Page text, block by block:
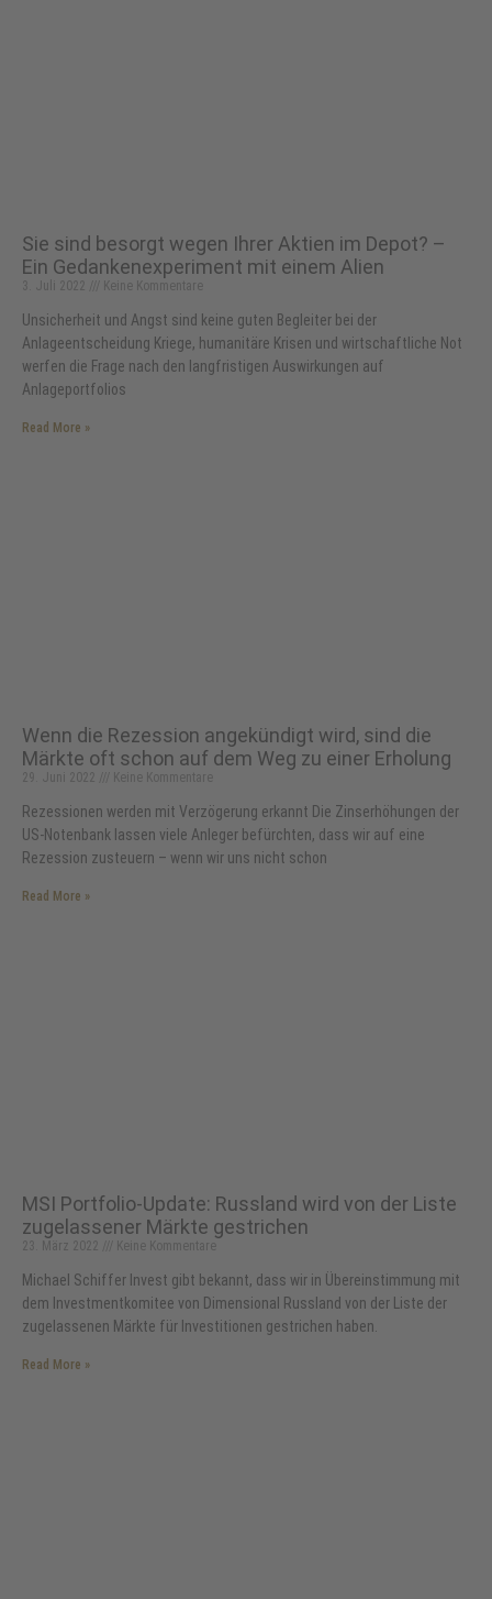
Sie sind besorgt wegen Ihrer Aktien im Depot? –
Ein Gedankenexperiment mit einem Alien
3. Juli 2022 Keine Kommentare
Unsicherheit und Angst sind keine guten Begleiter bei der
Anlageentscheidung Kriege, humanitäre Krisen und wirtschaftliche Not
werfen die Frage nach den langfristigen Auswirkungen auf
Anlageportfolios
Read More »
Wenn die Rezession angekündigt wird, sind die
Märkte oft schon auf dem Weg zu einer Erholung
29. Juni 2022 Keine Kommentare
Rezessionen werden mit Verzögerung erkannt Die Zinserhöhungen der
US-Notenbank lassen viele Anleger befürchten, dass wir auf eine
Rezession zusteuern – wenn wir uns nicht schon
Read More »
MSI Portfolio-Update: Russland wird von der Liste
zugelassener Märkte gestrichen
23. März 2022 Keine Kommentare
Michael Schiffer Invest gibt bekannt, dass wir in Übereinstimmung mit
dem Investmentkomitee von Dimensional Russland von der Liste der
zugelassenen Märkte für Investitionen gestrichen haben.
Read More »